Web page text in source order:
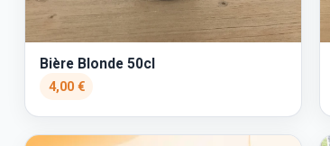
Bière Blonde 50cl
4,00 €